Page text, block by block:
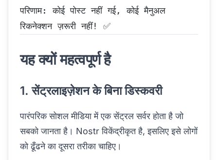
परिणाम: कोई पोस्ट नहीं गई, कोई मैनुअल
रिकनेक्शन ज़रूरी नहीं! ✅
यह क्यों महत्वपूर्ण है
1. सेंट्रलाइज़ेशन के बिना डिस्कवरी
पारंपरिक सोशल मीडिया में एक सेंट्रल सर्वर होता है जो
सबको जानता है। Nostr विकेंद्रीकृत है, इसलिए इसे लोगों
को ढूँढने का दूसरा तरीका चाहिए।